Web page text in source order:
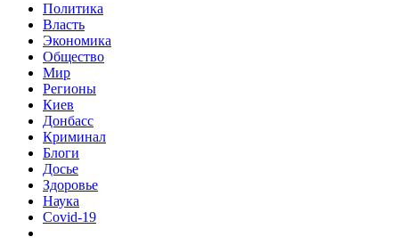
Политика
Власть
Экономика
Общество
Мир
Регионы
Киев
Донбасс
Криминал
Блоги
Досье
Здоровье
Наука
Covid-19